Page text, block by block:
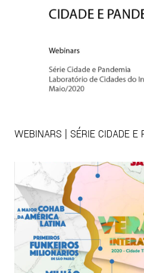
WEBINARS | SÉRIE CIDADE E